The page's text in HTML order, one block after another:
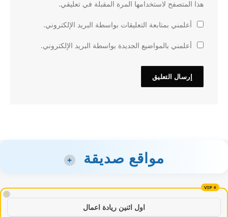
هذا المتصفح لاستخدامها المرة المقبلة في تعليقي.
أعلمني بمتابعة التعليقات بواسطة البريد الإلكتروني.
أعلمني بالمواضيع الجديدة بواسطة البريد الإلكتروني.
مواقع صديقة +
!
اول اثنين ريادة اعمال